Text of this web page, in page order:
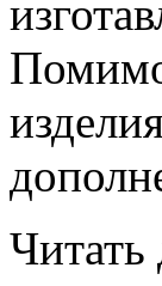
Читать